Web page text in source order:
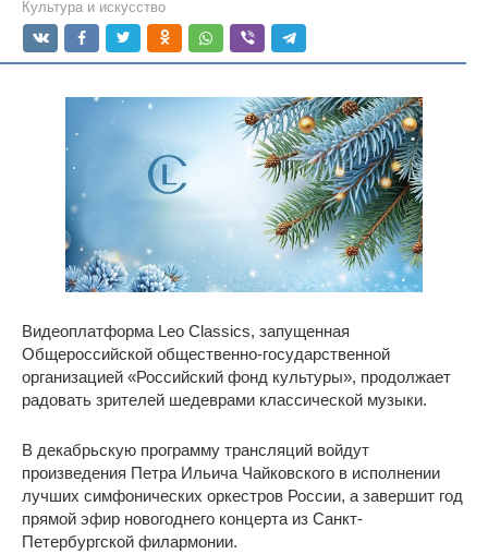
Культура и искусство
Видеоплатформа Leo Classics, запущенная
Общероссийской общественно-государственной
организацией «Российский фонд культуры», продолжает
радовать зрителей шедеврами классической музыки.
В декабрьскую программу трансляций войдут
произведения Петра Ильича Чайковского в исполнении
лучших симфонических оркестров России, а завершит год
прямой эфир новогоднего концерта из Санкт-
Петербургской филармонии.